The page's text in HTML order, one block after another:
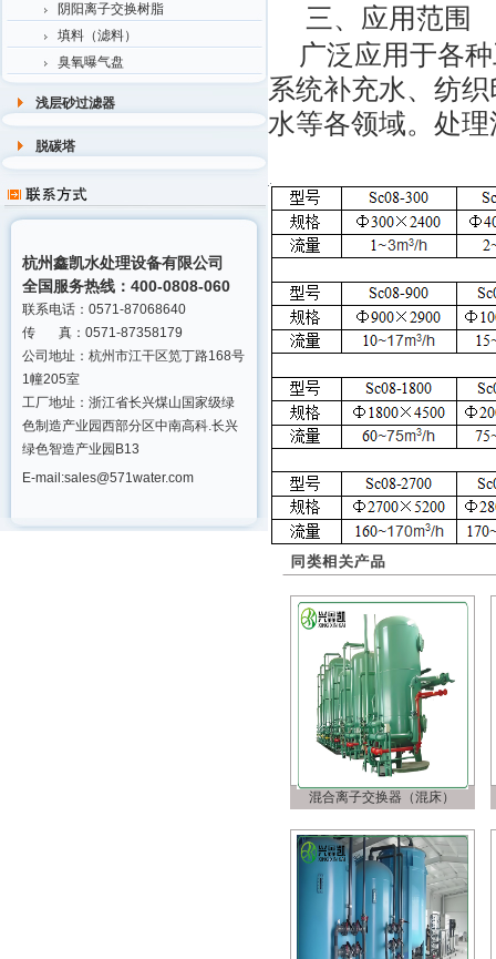
阴阳离子交换树脂
填料（滤料）
臭氧曝气盘
浅层砂过滤器
脱碳塔
杭州鑫凯水处理设备有限公司
全国服务热线：400-0808-060
联系电话：0571-87068640
传 真：0571-87358179
公司地址：杭州市江干区笕丁路168号
1幢205室
工厂地址：浙江省长兴煤山国家级绿
色制造产业园西部分区中南高科.长兴
绿色智造产业园B13
E-mail:sales@571water.com
三、 应用范围
广泛应用于各
系统补充水、纺
水等各领域。处
混合离子交换器（混床）